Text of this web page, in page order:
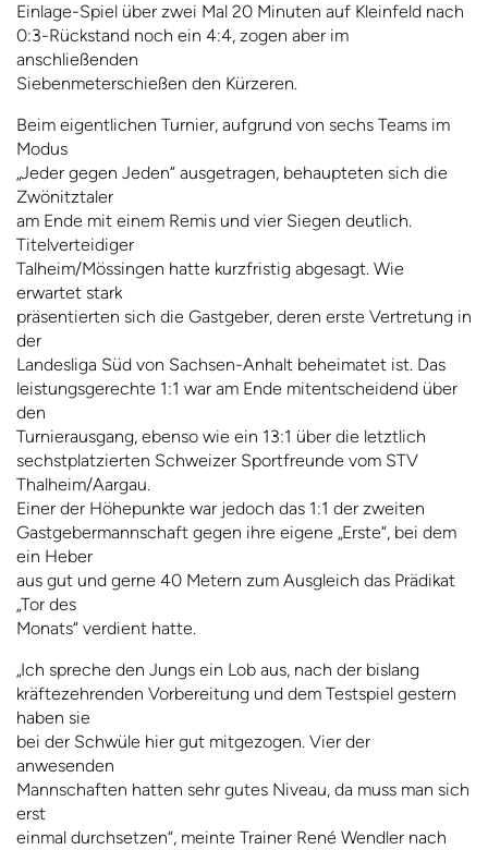
Einlage-Spiel über zwei Mal 20 Minuten auf Kleinfeld nach
0:3-Rückstand noch ein 4:4, zogen aber im
anschließenden
Siebenmeterschießen den Kürzeren.
Beim eigentlichen Turnier, aufgrund von sechs Teams im
Modus
„Jeder gegen Jeden“ ausgetragen, behaupteten sich die
Zwönitztaler
am Ende mit einem Remis und vier Siegen deutlich.
Titelverteidiger
Talheim/Mössingen hatte kurzfristig abgesagt. Wie
erwartet stark
präsentierten sich die Gastgeber, deren erste Vertretung in
der
Landesliga Süd von Sachsen-Anhalt beheimatet ist. Das
leistungsgerechte 1:1 war am Ende mitentscheidend über
den
Turnierausgang, ebenso wie ein 13:1 über die letztlich
sechstplatzierten Schweizer Sportfreunde vom STV
Thalheim/Aargau.
Einer der Höhepunkte war jedoch das 1:1 der zweiten
Gastgebermannschaft gegen ihre eigene „Erste“, bei dem
ein Heber
aus gut und gerne 40 Metern zum Ausgleich das Prädikat
„Tor des
Monats“ verdient hatte.
„Ich spreche den Jungs ein Lob aus, nach der bislang
kräftezehrenden Vorbereitung und dem Testspiel gestern
haben sie
bei der Schwüle hier gut mitgezogen. Vier der
anwesenden
Mannschaften hatten sehr gutes Niveau, da muss man sich
erst
einmal durchsetzen“, meinte Trainer René Wendler nach